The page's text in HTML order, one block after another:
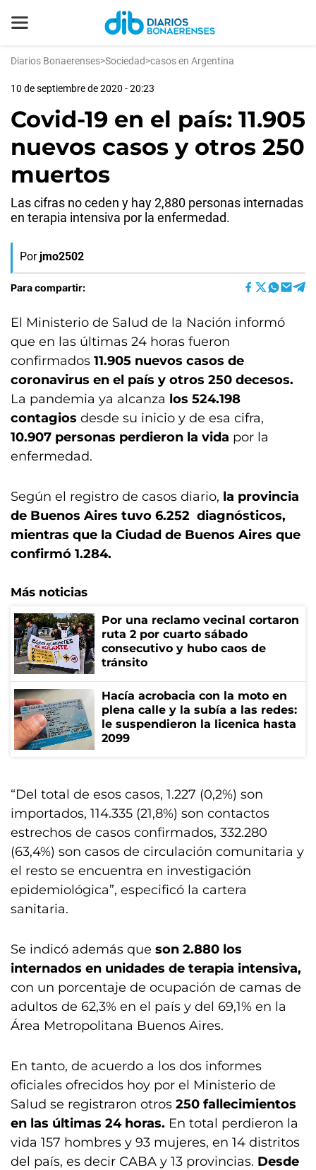
Diarios Bonaerenses>Sociedad>casos en Argentina
10 de septiembre de 2020 - 20:23
Covid-19 en el país: 11.905
nuevos casos y otros 250
muertos
Las cifras no ceden y hay 2,880 personas internadas
en terapia intensiva por la enfermedad.
Por jmo2502
Para compartir:
El Ministerio de Salud de la Nación informó
que en las últimas 24 horas fueron
confirmados 11.905 nuevos casos de
coronavirus en el país y otros 250 decesos.
La pandemia ya alcanza los 524.198
contagios desde su inicio y de esa cifra,
10.907 personas perdieron la vida por la
enfermedad.
Según el registro de casos diario, la provincia
de Buenos Aires tuvo 6.252 diagnósticos,
mientras que la Ciudad de Buenos Aires que
confirmó 1.284.
Más noticias
Por una reclamo vecinal cortaron
ruta 2 por cuarto sábado
consecutivo y hubo caos de
tránsito
Hacía acrobacia con la moto en
plena calle y la subía a las redes:
le suspendieron la licenica hasta
2099
“Del total de esos casos, 1.227 (0,2%) son
importados, 114.335 (21,8%) son contactos
estrechos de casos confirmados, 332.280
(63,4%) son casos de circulación comunitaria y
el resto se encuentra en investigación
epidemiológica”, especificó la cartera
sanitaria.
Se indicó además que son 2.880 los
internados en unidades de terapia intensiva,
con un porcentaje de ocupación de camas de
adultos de 62,3% en el país y del 69,1% en la
Área Metropolitana Buenos Aires.
En tanto, de acuerdo a los dos informes
oficiales ofrecidos hoy por el Ministerio de
Salud se registraron otros 250 fallecimientos
en las últimas 24 horas. En total perdieron la
vida 157 hombres y 93 mujeres, en 14 distritos
del país, es decir CABA y 13 provincias. Desde